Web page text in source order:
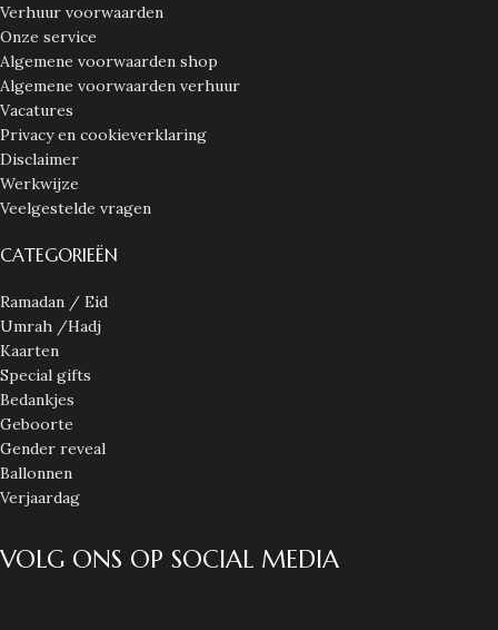
Verhuur voorwaarden
Onze service
Algemene voorwaarden shop
Algemene voorwaarden verhuur
Vacatures
Privacy en cookieverklaring
Disclaimer
Werkwijze
Veelgestelde vragen
CATEGORIEËN
Ramadan / Eid
Umrah /Hadj
Kaarten
Special gifts
Bedankjes
Geboorte
Gender reveal
Ballonnen
Verjaardag
VOLG ONS OP SOCIAL MEDIA